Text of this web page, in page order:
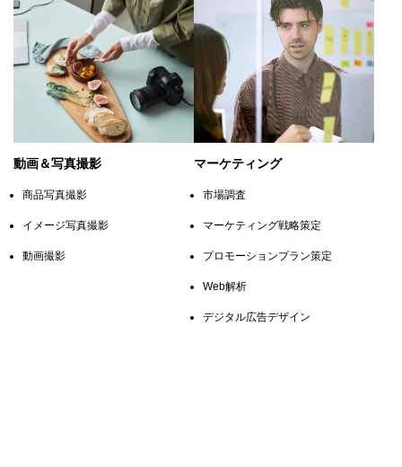
動画＆写真撮影
商品写真撮影
イメージ写真撮影
動画撮影
マーケティング
市場調査
マーケティング戦略策定
プロモーションプラン策定
Web解析
デジタル広告デザイン